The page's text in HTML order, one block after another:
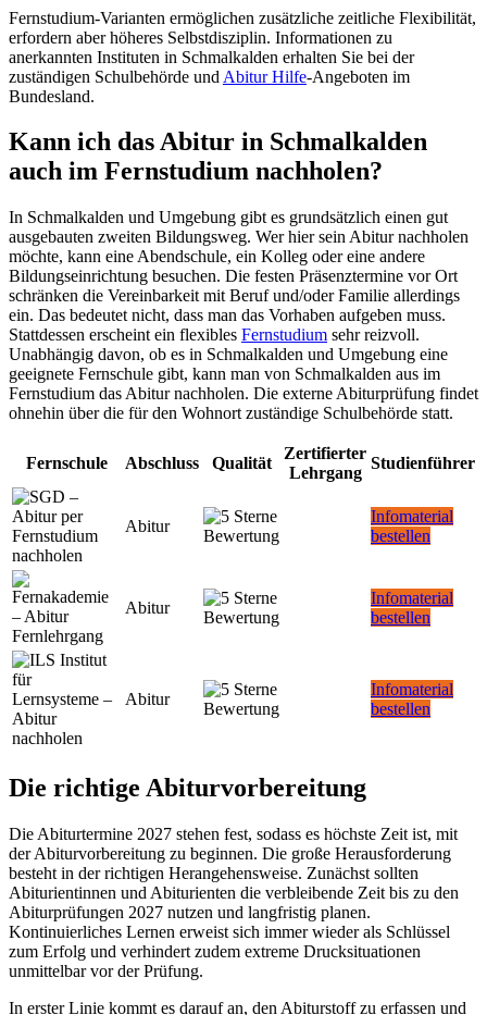
Fernstudium-Varianten ermöglichen zusätzliche zeitliche Flexibilität,
erfordern aber höheres Selbstdisziplin. Informationen zu
anerkannten Instituten in Schmalkalden erhalten Sie bei der
zuständigen Schulbehörde und Abitur Hilfe-Angeboten im
Bundesland.
Kann ich das Abitur in Schmalkalden
auch im Fernstudium nachholen?
In Schmalkalden und Umgebung gibt es grundsätzlich einen gut
ausgebauten zweiten Bildungsweg. Wer hier sein Abitur nachholen
möchte, kann eine Abendschule, ein Kolleg oder eine andere
Bildungseinrichtung besuchen. Die festen Präsenztermine vor Ort
schränken die Vereinbarkeit mit Beruf und/oder Familie allerdings
ein. Das bedeutet nicht, dass man das Vorhaben aufgeben muss.
Stattdessen erscheint ein flexibles Fernstudium sehr reizvoll.
Unabhängig davon, ob es in Schmalkalden und Umgebung eine
geeignete Fernschule gibt, kann man von Schmalkalden aus im
Fernstudium das Abitur nachholen. Die externe Abiturprüfung findet
ohnehin über die für den Wohnort zuständige Schulbehörde statt.
Fernschule Abschluss Qualität
Zertifierter
Lehrgang
Studienführer
Abitur
Infomaterial
bestellen
Abitur
Infomaterial
bestellen
Abitur
Infomaterial
bestellen
Die richtige Abiturvorbereitung
Die Abiturtermine 2027 stehen fest, sodass es höchste Zeit ist, mit
der Abiturvorbereitung zu beginnen. Die große Herausforderung
besteht in der richtigen Herangehensweise. Zunächst sollten
Abiturientinnen und Abiturienten die verbleibende Zeit bis zu den
Abiturprüfungen 2027 nutzen und langfristig planen.
Kontinuierliches Lernen erweist sich immer wieder als Schlüssel
zum Erfolg und verhindert zudem extreme Drucksituationen
unmittelbar vor der Prüfung.
In erster Linie kommt es darauf an, den Abiturstoff zu erfassen und